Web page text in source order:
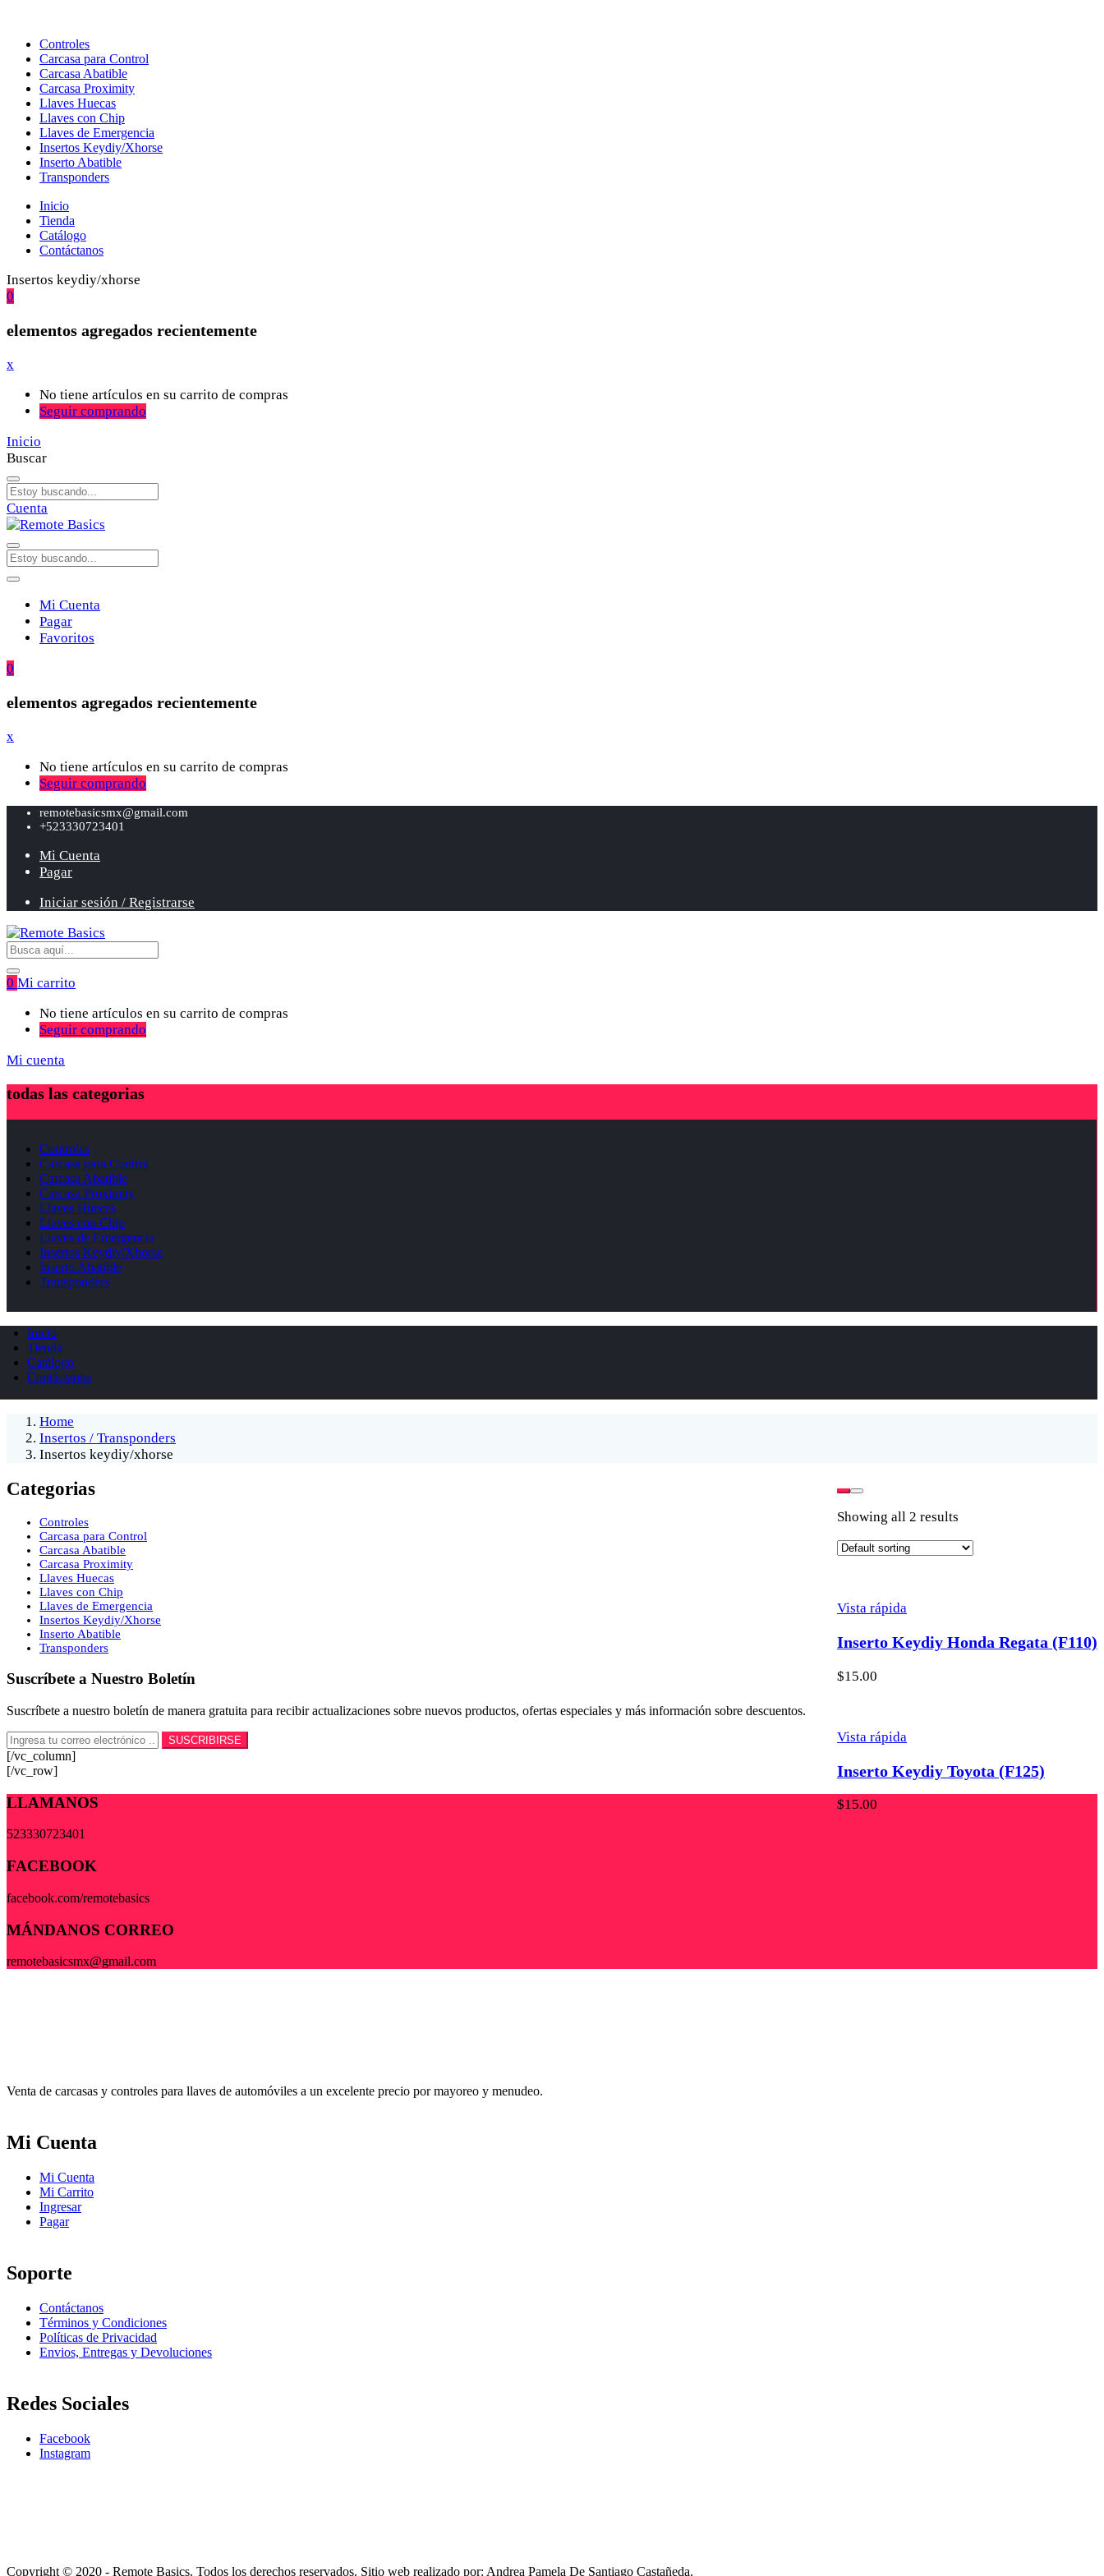
Controles
Carcasa para Control
Carcasa Abatible
Carcasa Proximity
Llaves Huecas
Llaves con Chip
Llaves de Emergencia
Insertos Keydiy/Xhorse
Inserto Abatible
Transponders
Inicio
Tienda
Catálogo
Contáctanos
Insertos keydiy/xhorse
0
elementos agregados recientemente
x
No tiene artículos en su carrito de compras
Seguir comprando
Inicio
Buscar
Cuenta
Mi Cuenta
Pagar
Favoritos
0
elementos agregados recientemente
x
No tiene artículos en su carrito de compras
Seguir comprando
remotebasicsmx@gmail.com
+523330723401
Mi Cuenta
Pagar
Iniciar sesión / Registrarse
0 Mi carrito
No tiene artículos en su carrito de compras
Seguir comprando
Mi cuenta
todas las categorias
Controles
Carcasa para Control
Carcasa Abatible
Carcasa Proximity
Llaves Huecas
Llaves con Chip
Llaves de Emergencia
Insertos Keydiy/Xhorse
Inserto Abatible
Transponders
Inicio
Tienda
Catálogo
Contáctanos
Home
Insertos / Transponders
Insertos keydiy/xhorse
Showing all 2 results
Vista rápida
Inserto Keydiy Honda Regata (F110)
$15.00
Vista rápida
Inserto Keydiy Toyota (F125)
$15.00
Categorias
Controles
Carcasa para Control
Carcasa Abatible
Carcasa Proximity
Llaves Huecas
Llaves con Chip
Llaves de Emergencia
Insertos Keydiy/Xhorse
Inserto Abatible
Transponders
Suscríbete a Nuestro Boletín
Suscríbete a nuestro boletín de manera gratuita para recibir actualizaciones sobre nuevos productos, ofertas especiales y más información sobre descuentos.
[/vc_column]
[/vc_row]
LLAMANOS
523330723401
FACEBOOK
facebook.com/remotebasics
MÁNDANOS CORREO
remotebasicsmx@gmail.com
Venta de carcasas y controles para llaves de automóviles a un excelente precio por mayoreo y menudeo.
Mi Cuenta
Mi Cuenta
Mi Carrito
Ingresar
Pagar
Soporte
Contáctanos
Términos y Condiciones
Políticas de Privacidad
Envios, Entregas y Devoluciones
Redes Sociales
Facebook
Instagram
Copyright © 2020 - Remote Basics. Todos los derechos reservados. Sitio web realizado por: Andrea Pamela De Santiago Castañeda.